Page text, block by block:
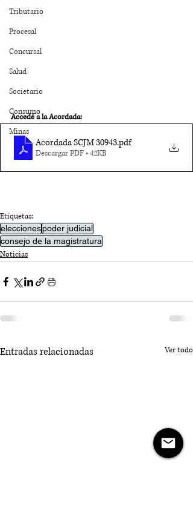
Tributario
Procesal
Concursal
Salud
Societario
Consumo
Minas
Accedé a la Acordada:
Acordada SCJM 30943.pdf
Descargar PDF • 42KB
Etiquetas:
eleccionespoder judicial
consejo de la magistratura
Noticias
Entradas relacionadas Ver todo